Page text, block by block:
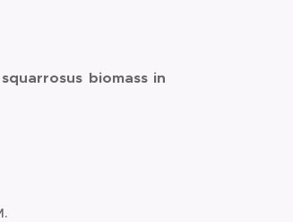
biomass in